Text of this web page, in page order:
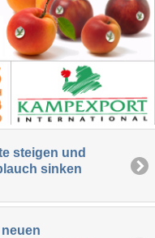
steigen und
sinken